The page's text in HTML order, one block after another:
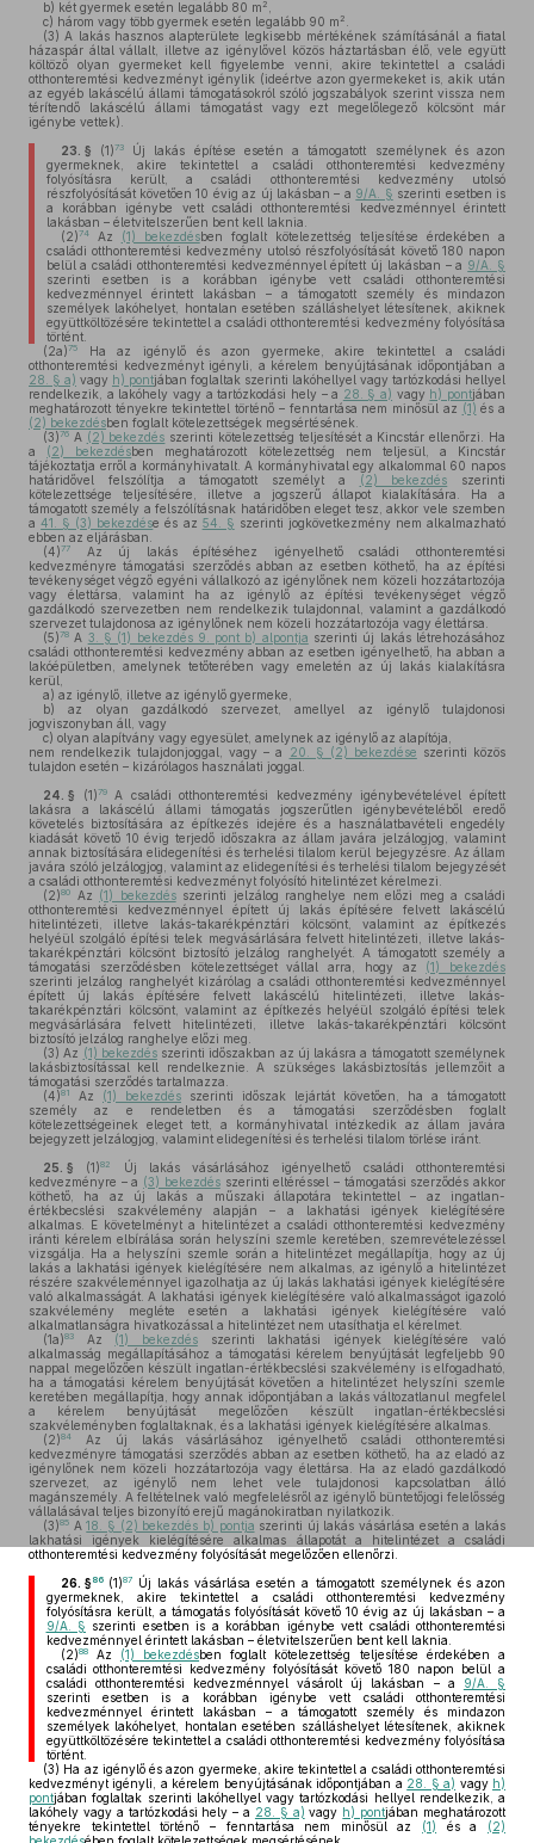
b) két gyermek esetén legalább 80 m 2
c) három vagy több gyermek esetén legalább 90 m 2
(3) A lakás hasznos alapterülete legkisebb mértékének számításánál a fiatal
házaspár által vállalt, illetve az igénylővel közös háztartásban élő, vele együtt
költöző olyan gyermeket kell figyelembe venni, akire tekintettel a családi
otthonteremtési kedvezményt igénylik (ideértve azon gyermekeket is, akik után
az egyéb lakáscélú állami támogatásokról szóló jogszabályok szerint vissza nem
térítendő lakáscélú állami támogatást vagy ezt megelőlegező kölcsönt már
igénybe vettek).
23. § (1)73Új lakás építése esetén a támogatott személynek és azon
gyermeknek, akire tekintettel a családi otthonteremtési kedvezmény
folyósításra került, a családi otthonteremtési kedvezmény utolsó
részfolyósítását követően 10 évig az új lakásban – a 9/A. § szerinti esetben is
a korábban igénybe vett családi otthonteremtési kedvezménnyel érintett
lakásban – életvitelszerűen bent kell laknia.
(2)74Az (1) bekezdésben foglalt kötelezettség teljesítése érdekében a
családi otthonteremtési kedvezmény utolsó részfolyósítását követő 180 napon
belül a családi otthonteremtési kedvezménnyel épített új lakásban – a 9/A. §
szerinti esetben is a korábban igénybe vett családi otthonteremtési
kedvezménnyel érintett lakásban – a támogatott személy és mindazon
személyek lakóhelyet, hontalan esetében szálláshelyet létesítenek, akiknek
együttköltözésére tekintettel a családi otthonteremtési kedvezmény folyósítása
történt.
(2a)75
Ha az igénylő és azon gyermeke, akire tekintettel a családi
otthonteremtési kedvezményt igényli, a kérelem benyújtásának időpontjában a
28. § a) vagy h) pontjában foglaltak szerinti lakóhellyel vagy tartózkodási hellyel
rendelkezik, a lakóhely vagy a tartózkodási hely – a 28. § a) vagy h) pontjában
meghatározott tényekre tekintettel történő – fenntartása nem minősül az (1) és a
(2) bekezdésben foglalt kötelezettségek megsértésének.
(3)76 A (2) bekezdés szerinti kötelezettség teljesítését a Kincstár ellenőrzi. Ha
a (2) bekezdésben meghatározott kötelezettség nem teljesül, a Kincstár
tájékoztatja erről a kormányhivatalt. A kormányhivatal egy alkalommal 60 napos
határidővel felszólítja a támogatott személyt a
(2) bekezdés szerinti
kötelezettsége teljesítésére, illetve a jogszerű állapot kialakítására. Ha a
támogatott személy a felszólításnak határidőben eleget tesz, akkor vele szemben
a41. § (3) bekezdése és az 54. § szerinti jogkövetkezmény nem alkalmazható
ebben az eljárásban.
(4)77
Az új lakás építéséhez igényelhető családi otthonteremtési
kedvezményre támogatási szerződés abban az esetben köthető, ha az építési
tevékenységet végző egyéni vállalkozó az igénylőnek nem közeli hozzátartozója
vagy élettársa, valamint ha az igénylő az építési tevékenységet végző
gazdálkodó szervezetben nem rendelkezik tulajdonnal, valamint a gazdálkodó
szervezet tulajdonosa az igénylőnek nem közeli hozzátartozója vagy élettársa.
(5)78 A 3. § (1) bekezdés 9. pont b) alpontja szerinti új lakás létrehozásához
családi otthonteremtési kedvezmény abban az esetben igényelhető, ha abban a
lakóépületben, amelynek tetőterében vagy emeletén az új lakás kialakításra
kerül,
a) az igénylő, illetve az igénylő gyermeke,
b) az olyan gazdálkodó szervezet, amellyel az igénylő tulajdonosi
jogviszonyban áll, vagy
c) olyan alapítvány vagy egyesület, amelynek az igénylő az alapítója,
nem rendelkezik tulajdonjoggal, vagy – a
20. § (2) bekezdése szerinti közös
tulajdon esetén – kizárólagos használati joggal.
24. § (1)79A családi otthonteremtési kedvezmény igénybevételével épített
lakásra a lakáscélú állami támogatás jogszerűtlen igénybevételéből eredő
követelés biztosítására az építkezés idejére és a használatbavételi engedély
kiadását követő 10 évig terjedő időszakra az állam javára jelzálogjog, valamint
annak biztosítására elidegenítési és terhelési tilalom kerül bejegyzésre. Az állam
javára szóló jelzálogjog, valamint az elidegenítési és terhelési tilalom bejegyzését
a családi otthonteremtési kedvezményt folyósító hitelintézet kérelmezi.
(2)80 Az (1) bekezdésszerinti jelzálog ranghelye nem előzi meg a családi
otthonteremtési kedvezménnyel épített új lakás építésére felvett lakáscélú
hitelintézeti, illetve lakás-takarékpénztári kölcsönt, valamint az építkezés
helyéül szolgáló építési telek megvásárlására felvett hitelintézeti, illetve lakás-
takarékpénztári kölcsönt biztosító jelzálog ranghelyét. A támogatott személy a
támogatási szerződésben kötelezettséget vállal arra, hogy az (1) bekezdés
szerinti jelzálog ranghelyét kizárólag a családi otthonteremtési kedvezménnyel
épített új lakás építésére felvett lakáscélú hitelintézeti, illetve lakás-
takarékpénztári kölcsönt, valamint az építkezés helyéül szolgáló építési telek
megvásárlására felvett hitelintézeti, illetve lakás-takarékpénztári kölcsönt
biztosító jelzálog ranghelye előzi meg.
(3) Az (1) bekezdésszerinti időszakban az új lakásra a támogatott személynek
lakásbiztosítással kell rendelkeznie. A szükséges lakásbiztosítás jellemzőit a
támogatási szerződés tartalmazza.
(4)81 Az (1) bekezdés szerinti időszak lejártát követően, ha a támogatott
személy az e rendeletben és a támogatási szerződésben foglalt
kötelezettségeinek eleget tett, a kormányhivatal intézkedik az állam javára
bejegyzett jelzálogjog, valamint elidegenítési és terhelési tilalom törlése iránt.
25. § (1)82
Új lakás vásárlásához igényelhető családi otthonteremtési
kedvezményre – a (3) bekezdésszerinti eltéréssel – támogatási szerződés akkor
köthető, ha az új lakás a műszaki állapotára tekintettel – az ingatlan-
értékbecslési szakvélemény alapján – a lakhatási igények kielégítésére
alkalmas. E követelményt a hitelintézet a családi otthonteremtési kedvezmény
iránti kérelem elbírálása során helyszíni szemle keretében, szemrevételezéssel
vizsgálja. Ha a helyszíni szemle során a hitelintézet megállapítja, hogy az új
lakás a lakhatási igények kielégítésére nem alkalmas, az igénylő a hitelintézet
részére szakvéleménnyel igazolhatja az új lakás lakhatási igények kielégítésére
való alkalmasságát. A lakhatási igények kielégítésére való alkalmasságot igazoló
szakvélemény megléte esetén a lakhatási igények kielégítésére való
alkalmatlanságra hivatkozással a hitelintézet nem utasíthatja el kérelmet.
(1a)83 Az (1) bekezdésszerinti lakhatási igények kielégítésére való
alkalmasság megállapításához a támogatási kérelem benyújtását legfeljebb 90
nappal megelőzően készült ingatlan-értékbecslési szakvélemény is elfogadható,
ha a támogatási kérelem benyújtását követően a hitelintézet helyszíni szemle
keretében megállapítja, hogy annak időpontjában a lakás változatlanul megfelel
a kérelem benyújtását megelőzően készült ingatlan-értékbecslési
szakvéleményben foglaltaknak, és a lakhatási igények kielégítésére alkalmas.
(2)84
Az új lakás vásárlásához igényelhető családi otthonteremtési
kedvezményre támogatási szerződés abban az esetben köthető, ha az eladó az
igénylőnek nem közeli hozzátartozója vagy élettársa. Ha az eladó gazdálkodó
szervezet, az igénylő nem lehet vele tulajdonosi kapcsolatban álló
magánszemély. A feltételnek való megfelelésről az igénylő büntetőjogi felelősség
vállalásával teljes bizonyító erejű magánokiratban nyilatkozik.
(3)85 A18. § (2) bekezdés b) pontja szerinti új lakás vásárlása esetén a lakás
lakhatási igények kielégítésére alkalmas állapotát a hitelintézet a családi
otthonteremtési kedvezmény folyósítását megelőzően ellenőrzi.
26. §86 (1)87Új lakás vásárlása esetén a támogatott személynek és azon
gyermeknek, akire tekintettel a családi otthonteremtési kedvezmény
folyósításra került, a támogatás folyósítását követő 10 évig az új lakásban – a
9/A. § szerinti esetben is a korábban igénybe vett családi otthonteremtési
kedvezménnyel érintett lakásban – életvitelszerűen bent kell laknia.
(2)88Az (1) bekezdésben foglalt kötelezettség teljesítése érdekében a
családi otthonteremtési kedvezmény folyósítását követő 180 napon belül a
családi otthonteremtési kedvezménnyel vásárolt új lakásban – a 9/A. §
szerinti esetben is a korábban igénybe vett családi otthonteremtési
kedvezménnyel érintett lakásban – a támogatott személy és mindazon
személyek lakóhelyet, hontalan esetében szálláshelyet létesítenek, akiknek
együttköltözésére tekintettel a családi otthonteremtési kedvezmény folyósítása
történt.
(3) Ha az igénylő és azon gyermeke, akire tekintettel a családi otthonteremtési
kedvezményt igényli, a kérelem benyújtásának időpontjában a 28. § a) vagy h)
pontjában foglaltak szerinti lakóhellyel vagy tartózkodási hellyel rendelkezik, a
lakóhely vagy a tartózkodási hely – a 28. § a) vagy h) pontjában meghatározott
tényekre tekintettel történő – fenntartása nem minősül az (1) és a (2)